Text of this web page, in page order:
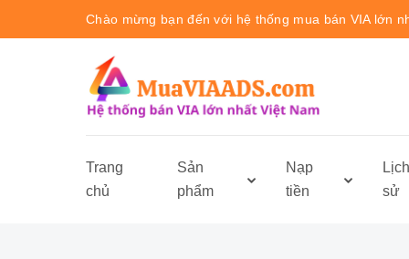
Chào mừng bạn đến với hệ thống mua bán VIA lớn
Trang
chủ
Sản
phẩm
Nạp
tiền
sử